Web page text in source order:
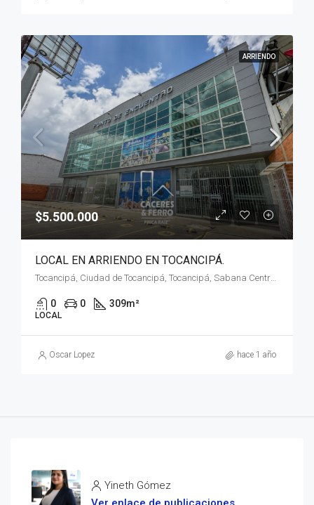
ARRIENDO
$5.500.000
LOCAL EN ARRIENDO EN TOCANCIPÁ.
Tocancipá, Ciudad de Tocancipá, Tocancipá, Sabana Centro, RAP (Especial) Central, 251010, Colombia
0 0 309m²
LOCAL
Oscar Lopez hace 1 año
Yineth Gómez